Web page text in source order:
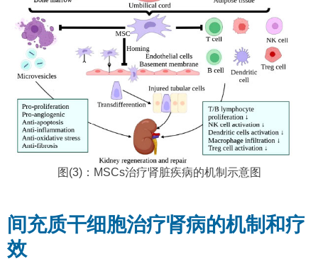
图(3)：MSCs治疗肾脏疾病的机制示意图
间充质干细胞治疗肾病的机制和疗
效